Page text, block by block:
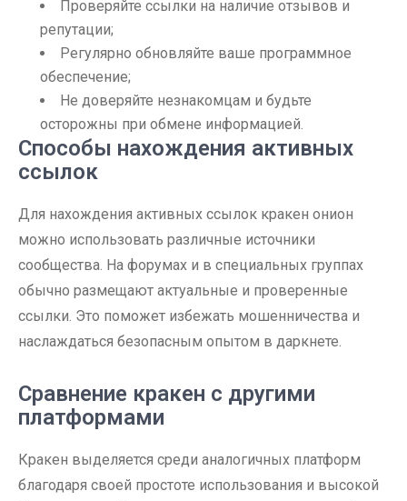
Проверяйте ссылки на наличие отзывов и
репутации;
Регулярно обновляйте ваше программное
обеспечение;
Не доверяйте незнакомцам и будьте
осторожны при обмене информацией.
Способы нахождения активных
ссылок
Для нахождения активных ссылок кракен онион
можно использовать различные источники
сообщества. На форумах и в специальных группах
обычно размещают актуальные и проверенные
ссылки. Это поможет избежать мошенничества и
наслаждаться безопасным опытом в даркнете.
Сравнение кракен с другими
платформами
Кракен выделяется среди аналогичных платформ
благодаря своей простоте использования и высокой